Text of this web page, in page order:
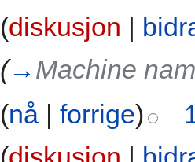
(diskusjon |
(→ Machine
(nå |forrige)